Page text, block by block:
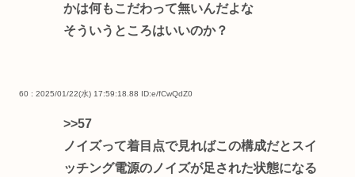
かは何もこだわって無いんだよな
そういうところはいいのか？
60 : 2025/01/22(水) 17:59:18.88 ID:e/fCwQdZ0
>>57
ノイズって着目点で見ればこの構成だとスイ
ッチング電源のノイズが足された状態になる